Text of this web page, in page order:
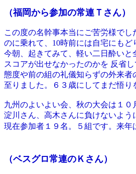
（福岡から参加の常連Ｔさん）
この度の名幹事本当にご苦労様で
のに乗れて、10時前には自宅にもど
今朝、起きてみて、軽い二日酔い
スコアが出せなかったのかを 反省
態度や前の組の礼儀知らずの外来
至りました。６３歳にしてまだ悟り
九州のよいよい会、秋の大会は１０
淀川さん、高木さんに負けないよう
現在参加者１９名。５組です。来年
（ベスグロ常連のＫさん）